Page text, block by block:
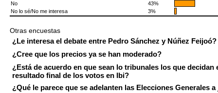
No
43%
No lo sé/No me interesa
3%
Otras encuestas
¿Le interesa el debate entre Pedro Sánchez y Núñez Feijoó?
¿Cree que los precios ya se han moderado?
¿Está de acuerdo en que sean lo tribunales los que decidan
resultado final de los votos en Ibi?
¿Qué le parece que se adelanten las Elecciones Generales